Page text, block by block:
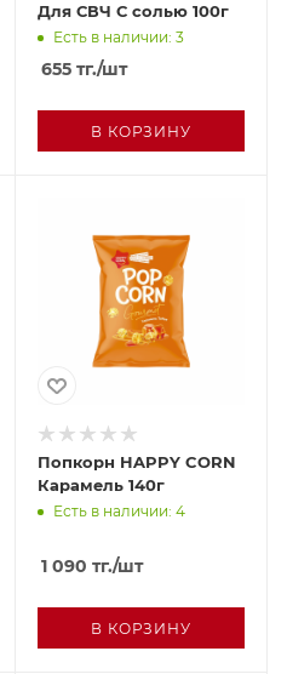
Для СВЧ С солью 100г
Есть в наличии: 3
655 тг./шт
В КОРЗИНУ
Попкорн HAPPY CORN
Карамель 140г
Есть в наличии: 4
1 090 тг./шт
В КОРЗИНУ